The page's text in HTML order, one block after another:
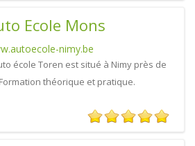
Ecole Mons
nimy.be
école Toren est situé à Nimy près de
théorique et pratique.